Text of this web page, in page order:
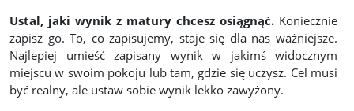
Ustal, jaki wynik z matury chcesz osiągnąć. Koniecznie
zapisz go. To, co zapisujemy, staje się dla nas ważniejsze.
Najlepiej umieść zapisany wynik w jakimś widocznym
miejscu w swoim pokoju lub tam, gdzie się uczysz. Cel musi
być realny, ale ustaw sobie wynik lekko zawyżony.